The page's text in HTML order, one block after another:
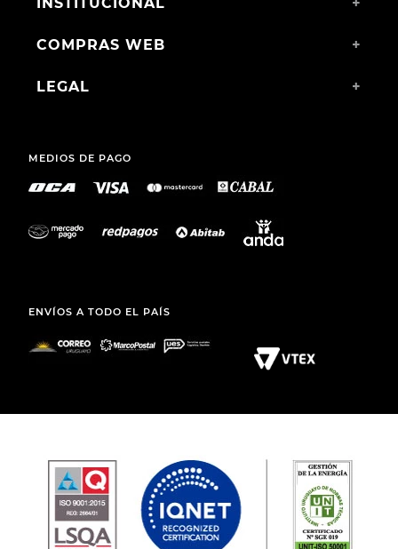
INSTITUCIONAL +
COMPRAS WEB +
LEGAL +
MEDIOS DE PAGO
ENVÍOS A TODO EL PAÍS